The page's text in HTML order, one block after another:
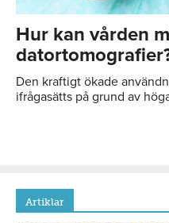
Hur kan vården
Den kraftigt ökade
ifrågasätts på grund av
Artiklar